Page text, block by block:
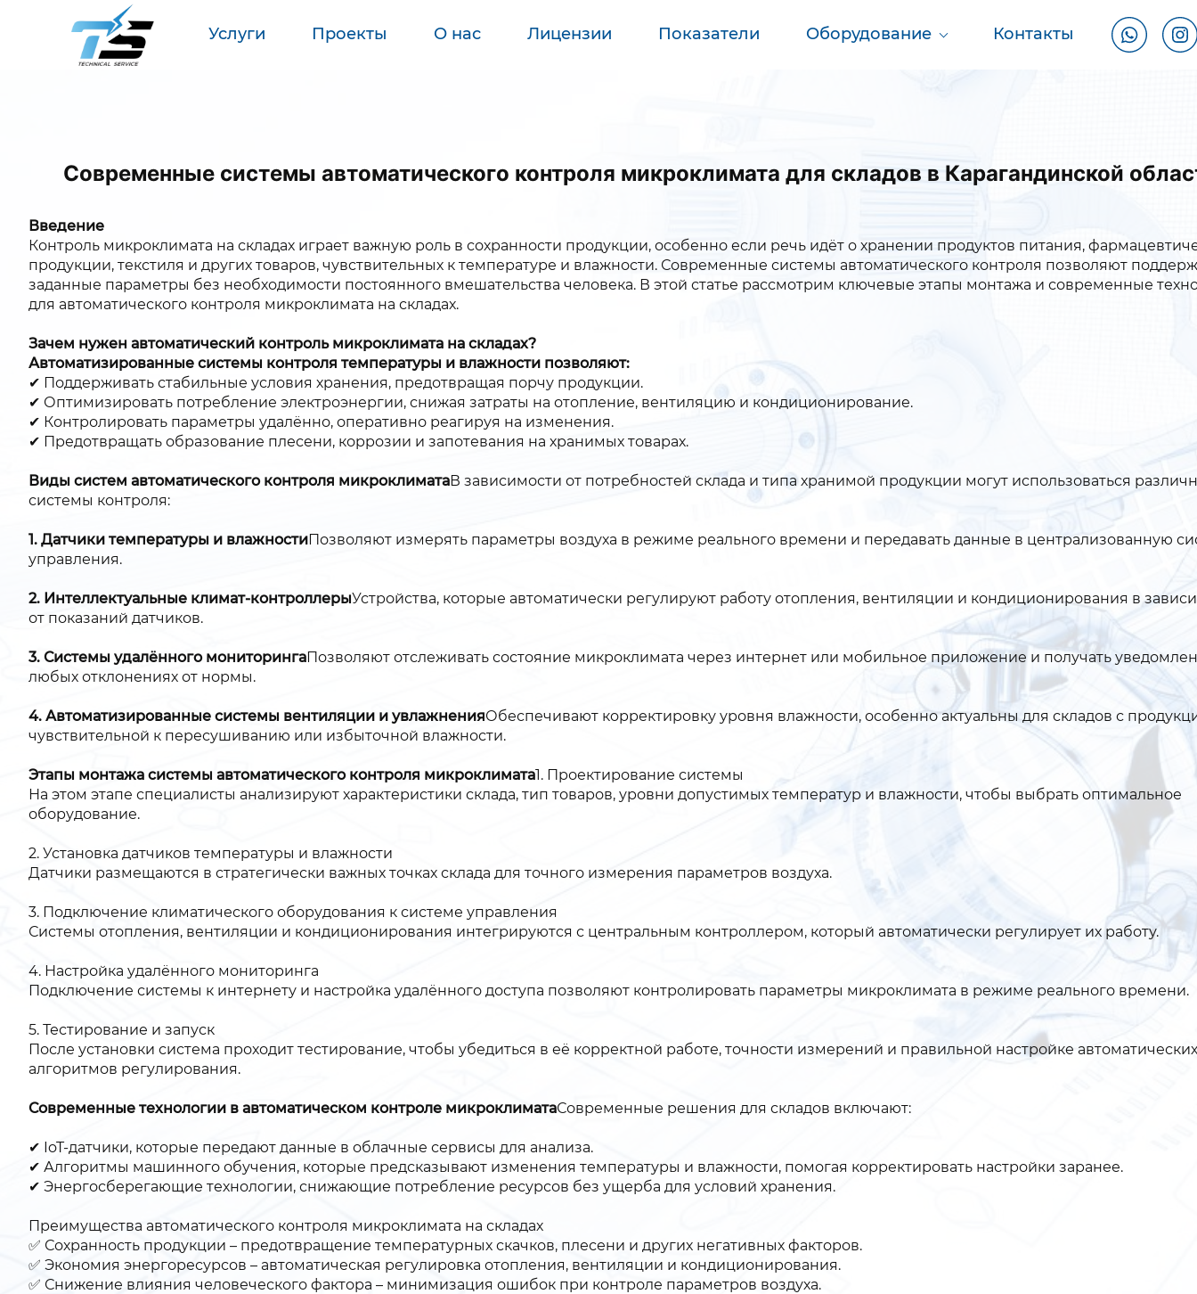
Услуги Проекты О нас Лицензии Показатели Оборудование Контакты
Современные системы автоматического контроля микроклимата для складов в Карагандинской
Введение
Контроль микроклимата на складах играет важную роль в сохранности продукции, особенно если речь идёт о хранении продуктов питания,
продукции, текстиля и других товаров, чувствительных к температуре и влажности. Современные системы автоматического контроля позволяют
заданные параметры без необходимости постоянного вмешательства человека. В этой статье рассмотрим ключевые этапы монтажа и современные
для автоматического контроля микроклимата на складах.
Зачем нужен автоматический контроль микроклимата на складах?
Автоматизированные системы контроля температуры и влажности позволяют:
✔ Поддерживать стабильные условия хранения, предотвращая порчу продукции.
✔ Оптимизировать потребление электроэнергии, снижая затраты на отопление, вентиляцию и кондиционирование.
✔ Контролировать параметры удалённо, оперативно реагируя на изменения.
✔ Предотвращать образование плесени, коррозии и запотевания на хранимых товарах.
Виды систем автоматического контроля микроклиматаВ зависимости от потребностей склада и типа хранимой продукции могут использоваться
системы контроля:
1. Датчики температуры и влажностиПозволяют измерять параметры воздуха в режиме реального времени и передавать данные в централизованную
управления.
2. Интеллектуальные климат-контроллерыУстройства, которые автоматически регулируют работу отопления, вентиляции и кондиционирования в
от показаний датчиков.
3. Системы удалённого мониторингаПозволяют отслеживать состояние микроклимата через интернет или мобильное приложение и получать
любых отклонениях от нормы.
4. Автоматизированные системы вентиляции и увлажненияОбеспечивают корректировку уровня влажности, особенно актуальны для складов с
чувствительной к пересушиванию или избыточной влажности.
Этапы монтажа системы автоматического контроля микроклимата1. Проектирование системы
На этом этапе специалисты анализируют характеристики склада, тип товаров, уровни допустимых температур и влажности, чтобы выбрать оптимальное
оборудование.
2. Установка датчиков температуры и влажности
Датчики размещаются в стратегически важных точках склада для точного измерения параметров воздуха.
3. Подключение климатического оборудования к системе управления
Системы отопления, вентиляции и кондиционирования интегрируются с центральным контроллером, который автоматически регулирует их работу.
4. Настройка удалённого мониторинга
Подключение системы к интернету и настройка удалённого доступа позволяют контролировать параметры микроклимата в режиме реального времени.
5. Тестирование и запуск
После установки система проходит тестирование, чтобы убедиться в её корректной работе, точности измерений и правильной настройке автоматических
алгоритмов регулирования.
Современные технологии в автоматическом контроле микроклиматаСовременные решения для складов включают:
✔ IoT-датчики, которые передают данные в облачные сервисы для анализа.
✔ Алгоритмы машинного обучения, которые предсказывают изменения температуры и влажности, помогая корректировать настройки заранее.
✔ Энергосберегающие технологии, снижающие потребление ресурсов без ущерба для условий хранения.
Преимущества автоматического контроля микроклимата на складах
✅ Сохранность продукции – предотвращение температурных скачков, плесени и других негативных факторов.
✅ Экономия энергоресурсов – автоматическая регулировка отопления, вентиляции и кондиционирования.
✅ Снижение влияния человеческого фактора – минимизация ошибок при контроле параметров воздуха.